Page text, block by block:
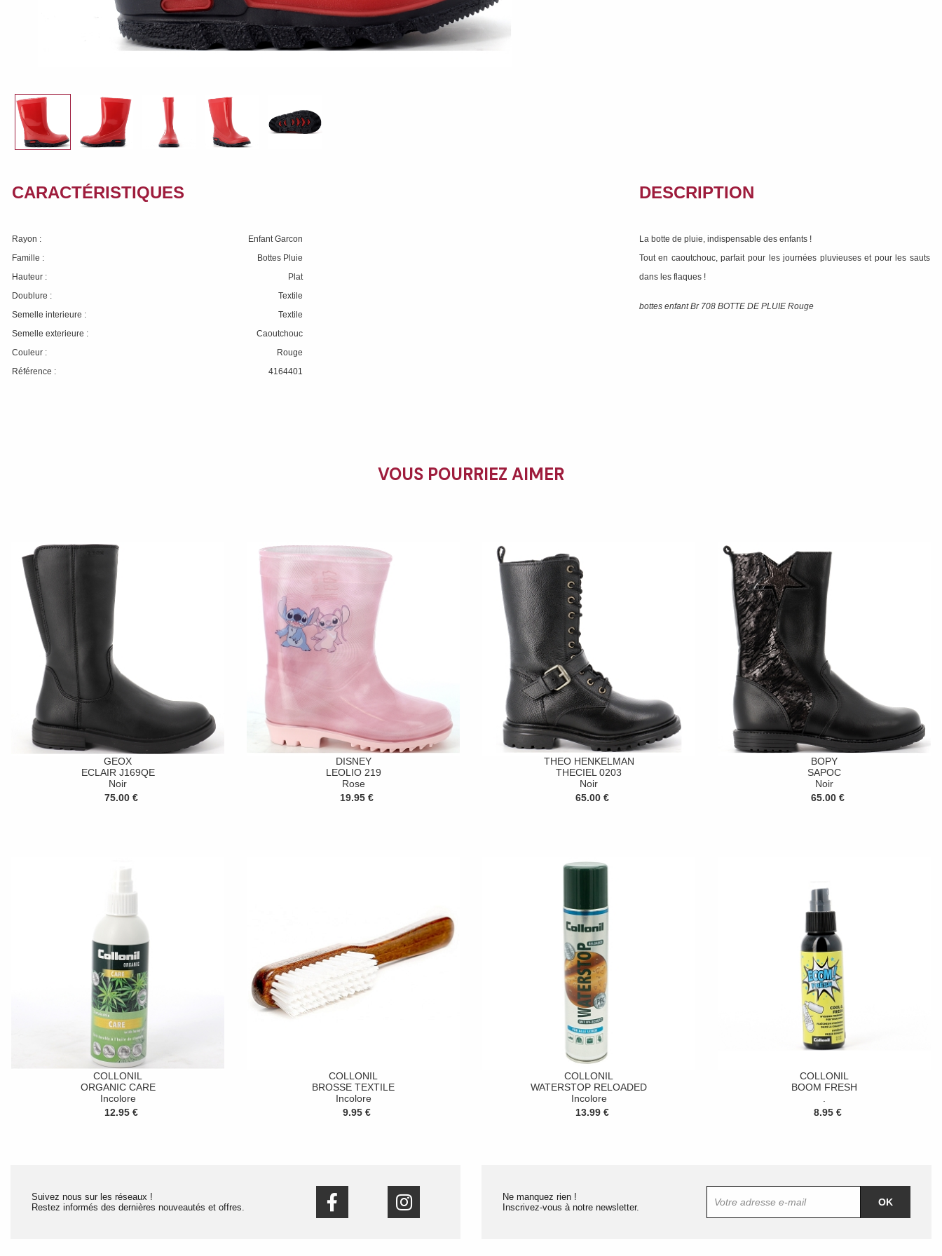
CARACTÉRISTIQUES
Rayon :
Enfant Garcon
Famille :
Bottes Pluie
Hauteur :
Plat
Doublure :
Textile
Semelle interieure :
Textile
Semelle exterieure :
Caoutchouc
Couleur :
Rouge
Référence :
4164401
DESCRIPTION
La botte de pluie, indispensable des enfants !
Tout en caoutchouc, parfait pour les journées pluvieuses et pour les sauts
dans les flaques !
bottes enfant Br 708 BOTTE DE PLUIE Rouge
VOUS POURRIEZ AIMER
GEOX
ECLAIR J169QE
Noir
75.00 €
DISNEY
LEOLIO 219
Rose
19.95 €
THEO HENKELMAN
THECIEL 0203
Noir
65.00 €
BOPY
SAPOC
Noir
65.00 €
COLLONIL
ORGANIC CARE
Incolore
12.95 €
COLLONIL
BROSSE TEXTILE
Incolore
9.95 €
COLLONIL
WATERSTOP RELOADED
Incolore
13.99 €
COLLONIL
BOOM FRESH
8.95 €
Suivez nous sur les réseaux !
Restez informés des dernières nouveautés et offres.
Ne manquez rien !
Inscrivez-vous à notre newsletter.
OK